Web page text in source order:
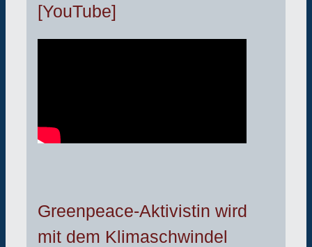
[YouTube]
Greenpeace-Aktivistin wird
mit dem Klimaschwindel